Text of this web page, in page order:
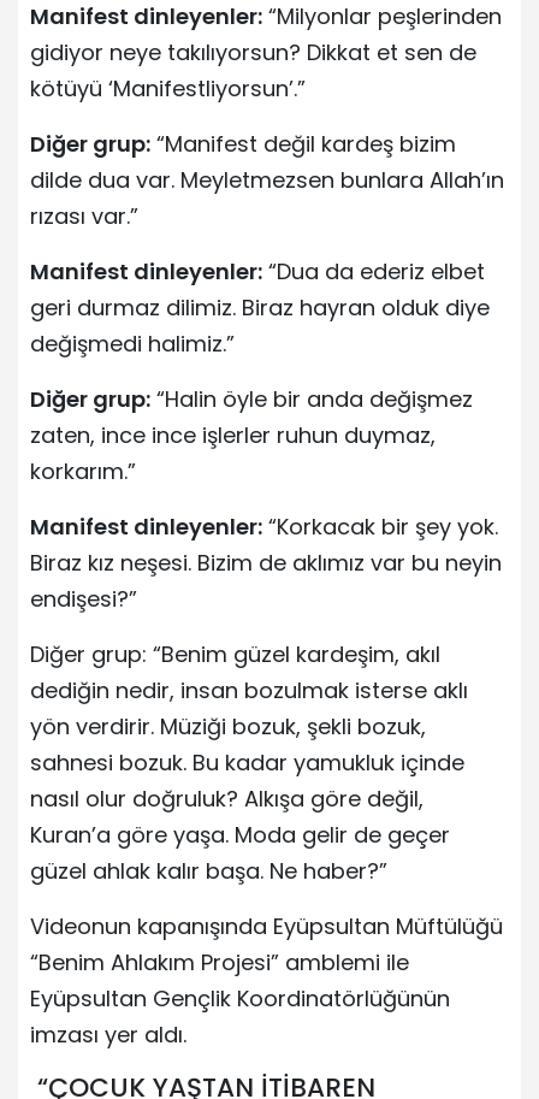
Manifest dinleyenler: “Milyonlar peşlerinden
gidiyor neye takılıyorsun? Dikkat et sen de
kötüyü ‘Manifestliyorsun’.”
Diğer grup: “Manifest değil kardeş bizim
dilde dua var. Meyletmezsen bunlara Allah’ın
rızası var.”
Manifest dinleyenler: “Dua da ederiz elbet
geri durmaz dilimiz. Biraz hayran olduk diye
değişmedi halimiz.”
Diğer grup: “Halin öyle bir anda değişmez
zaten, ince ince işlerler ruhun duymaz,
korkarım.”
Manifest dinleyenler: “Korkacak bir şey yok.
Biraz kız neşesi. Bizim de aklımız var bu neyin
endişesi?”
Diğer grup: “Benim güzel kardeşim, akıl
dediğin nedir, insan bozulmak isterse aklı
yön verdirir. Müziği bozuk, şekli bozuk,
sahnesi bozuk. Bu kadar yamukluk içinde
nasıl olur doğruluk? Alkışa göre değil,
Kuran’a göre yaşa. Moda gelir de geçer
güzel ahlak kalır başa. Ne haber?”
Videonun kapanışında Eyüpsultan Müftülüğü
“Benim Ahlakım Projesi” amblemi ile
Eyüpsultan Gençlik Koordinatörlüğünün
imzası yer aldı.
“ÇOCUK YAŞTAN İTİBAREN